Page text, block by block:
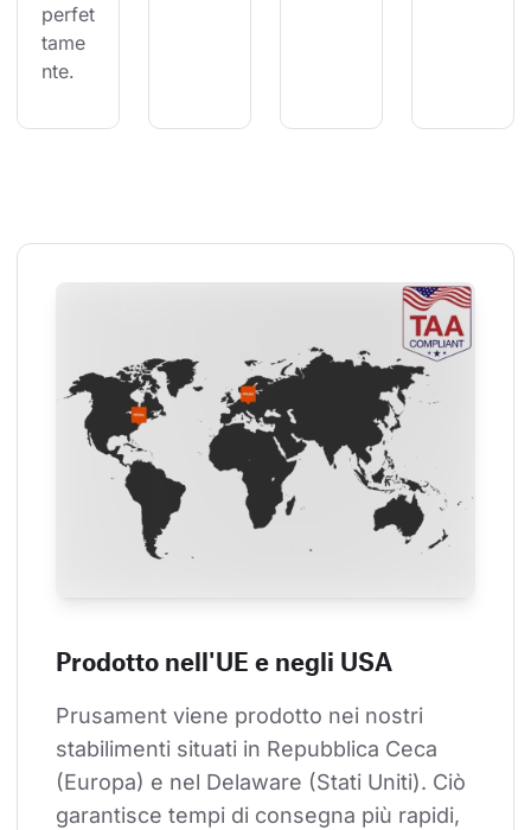
perfet
tame
nte.
Prodotto nell'UE e negli USA
Prusament viene prodotto nei nostri
stabilimenti situati in Repubblica Ceca
(Europa) e nel Delaware (Stati Uniti). Ciò
garantisce tempi di consegna più rapidi,